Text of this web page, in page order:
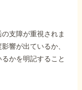
支障が重視されま
響が出ているか、
かを明記すること